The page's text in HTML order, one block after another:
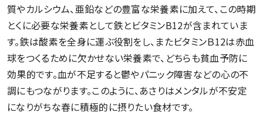
質やカルシウム、亜鉛などの豊富な栄養素に加えて、この時期
とくに必要な栄養素として鉄とビタミンB12が含まれていま
す。鉄は酸素を全身に運ぶ役割をし、またビタミンＢ12は赤血
球をつくるために欠かせない栄養素で、どちらも貧血予防に
効果的です。血が不足すると鬱やパニック障害などの心の不
調にもつながります。このように、あさりはメンタルが不安定
になりがちな春に積極的に摂りたい食材です。